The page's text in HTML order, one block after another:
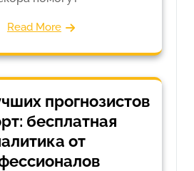
Read More
прогнозистов
бесплатная
от